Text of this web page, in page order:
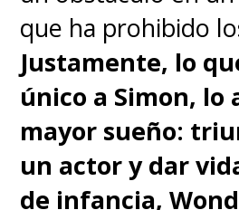
un gran esfuerzo
Y ese resultado ya
nosotros, donde sí
escuchar nuestros
cuestionarnos el
que ha prohibido
Justamente, lo
único a Simon, lo
mayor sueño:
un actor y dar
de infancia,